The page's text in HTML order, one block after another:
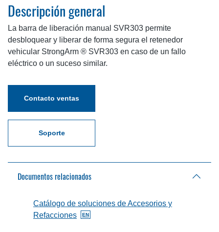
Descripción general
La barra de liberación manual SVR303 permite
desbloquear y liberar de forma segura el retenedor
vehicular StrongArm ® SVR303 en caso de un fallo
eléctrico o un suceso similar.
Contacto ventas
Soporte
Documentos relacionados
Catálogo de soluciones de Accesorios y
Refacciones
EN